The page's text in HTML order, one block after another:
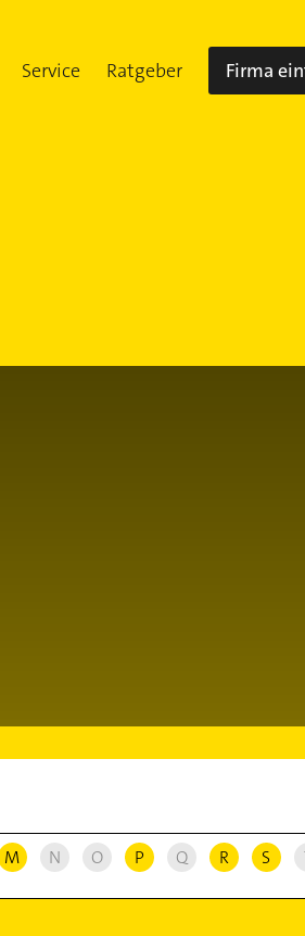
Service Ratgeber Firma
M N O P Q R S